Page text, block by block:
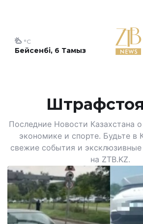
Бейсенбі, 6 Тамыз
°C
Последние Новости Казахстана
экономике и спорте. Будьте в
свежие события и эксклюзивные
на ZTB.KZ.